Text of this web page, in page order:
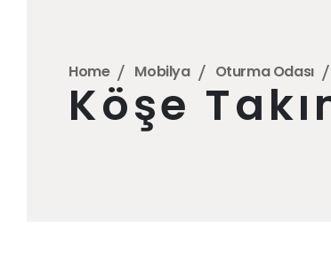
Home Mobilya Oturma Odası
Köşe